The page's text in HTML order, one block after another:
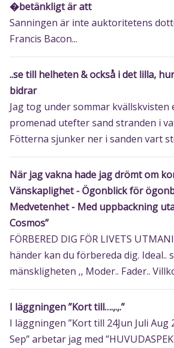
�betänkligt är att
Sanningen är inte auktoritetens
Francis Bacon...
..se till helheten & också i det lilla,
bidrar
Jag tog under sommar kvällskvisten
promenad utefter sand stranden i
Fötterna sjunker ner i sanden vart
När jag vakna hade jag drömt om
Vänskaplighet - Ögonblick för
Medvetenhet - Med uppbackning
Cosmos”
FÖRBERED DIG FÖR LIVETS
händer kan du förbereda dig. Ideal..
mänskligheten ,, Moder.. Fader..
I läggningen ”Kort till….,.,.”
I läggningen ”Kort till 24Jun Juli Aug
Sep” arbetar jag med